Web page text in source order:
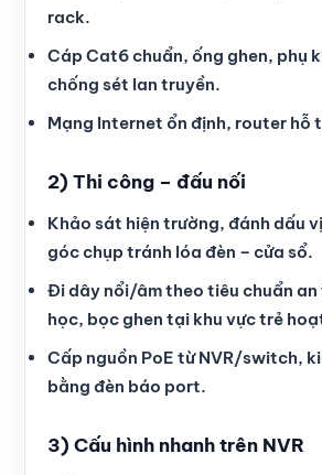
rack.
Cáp Cat6 chuẩn, ống ghen, phụ
chống sét lan truyền.
Mạng Internet ổn định, router hỗ
2) Thi công – đấu nối
Khảo sát hiện trường, đánh dấu
góc chụp tránh lóa đèn – cửa sổ.
Đi dây nổi/âm theo tiêu chuẩn
học, bọc ghen tại khu vực trẻ
Cấp nguồn PoE từ NVR/switch,
bằng đèn báo port.
3) Cấu hình nhanh trên NVR